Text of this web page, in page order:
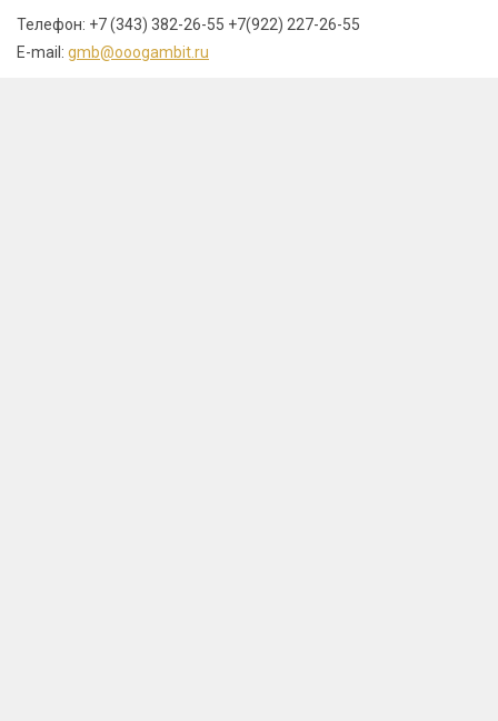
Телефон: +7 (343) 382-26-55 +7(922) 227-26-55
E-mail: gmb@ooogambit.ru